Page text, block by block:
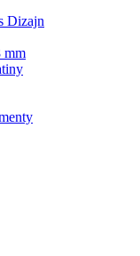
Dizajn
mm